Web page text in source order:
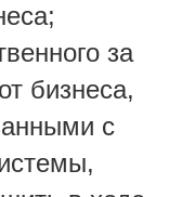
за
бизнеса,
с